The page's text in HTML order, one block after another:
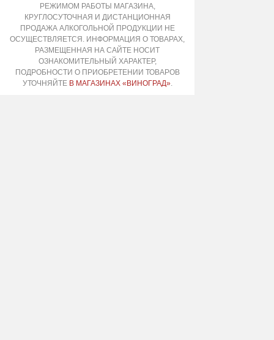
РЕЖИМОМ РАБОТЫ МАГАЗИНА,
КРУГЛОСУТОЧНАЯ И ДИСТАНЦИОННАЯ
ПРОДАЖА АЛКОГОЛЬНОЙ ПРОДУКЦИИ НЕ
ОСУЩЕСТВЛЯЕТСЯ. ИНФОРМАЦИЯ О ТОВАРАХ,
РАЗМЕЩЕННАЯ НА САЙТЕ НОСИТ
ОЗНАКОМИТЕЛЬНЫЙ ХАРАКТЕР,
ПОДРОБНОСТИ О ПРИОБРЕТЕНИИ ТОВАРОВ
УТОЧНЯЙТЕ В МАГАЗИНАХ «ВИНОГРАД».